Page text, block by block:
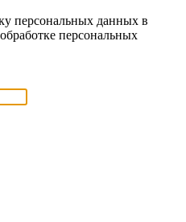
персональных данных в
персональных